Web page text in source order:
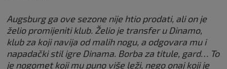
Augsburg ga ove sezone nije htio prodati, ali on je
želio promijeniti klub. Želio je transfer u Dinamo,
klub za koji navija od malih nogu, a odgovara mu i
napadački stil igre Dinama. Borba za titule, gard… To
je nogomet koji mu puno više leži, nego onaj koji je